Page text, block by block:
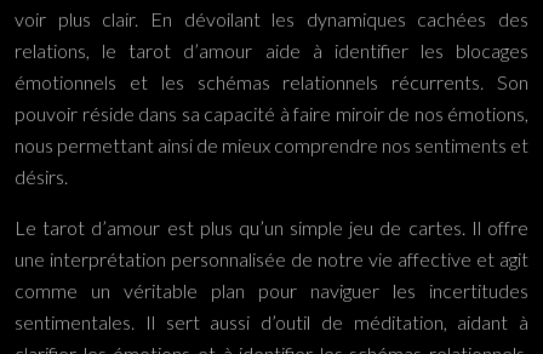
voir plus clair. En dévoilant les dynamiques cachées des
relations, le tarot d’amour aide à identifier les blocages
émotionnels et les schémas relationnels récurrents. Son
pouvoir réside dans sa capacité à faire miroir de nos émotions,
nous permettant ainsi de mieux comprendre nos sentiments et
désirs.
Le tarot d’amour est plus qu’un simple jeu de cartes. Il offre
une interprétation personnalisée de notre vie affective et agit
comme un véritable plan pour naviguer les incertitudes
sentimentales. Il sert aussi d’outil de méditation, aidant à